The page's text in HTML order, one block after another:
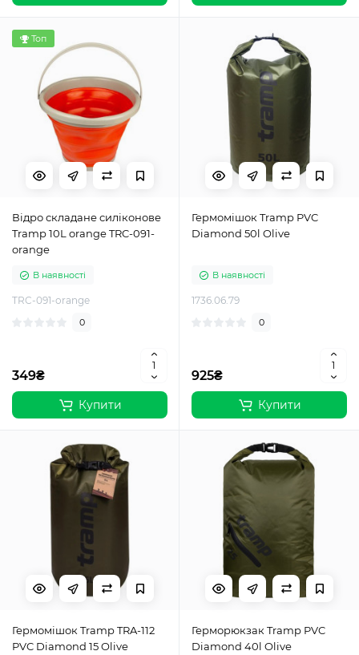
Топ
Відро складане силіконове
Tramp 10L orange TRC-091-
orange
В наявності
TRC-091-orange
0
349₴
Купити
Гермомішок Tramp PVC
Diamond 50l Olive
В наявності
1736.06.79
0
925₴
Купити
Гермомішок Tramp TRA-112
PVC Diamond 15 Olive
Герморюкзак Tramp PVC
Diamond 40l Olive